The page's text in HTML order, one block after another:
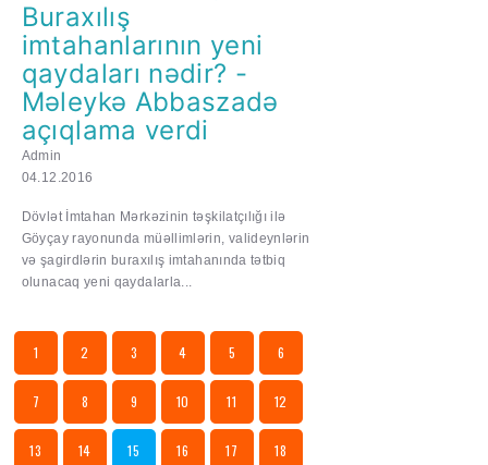
Buraxılış
imtahanlarının yeni
qaydaları nədir? -
Məleykə Abbaszadə
açıqlama verdi
Admin
04.12.2016
Dövlət İmtahan Mərkəzinin təşkilatçılığı ilə
Göyçay rayonunda müəllimlərin, valideynlərin
və şagirdlərin buraxılış imtahanında tətbiq
olunacaq yeni qaydalarla...
1 2 3 4 5 6
7 8 9 10 11 12
13 14 15 16 17 18